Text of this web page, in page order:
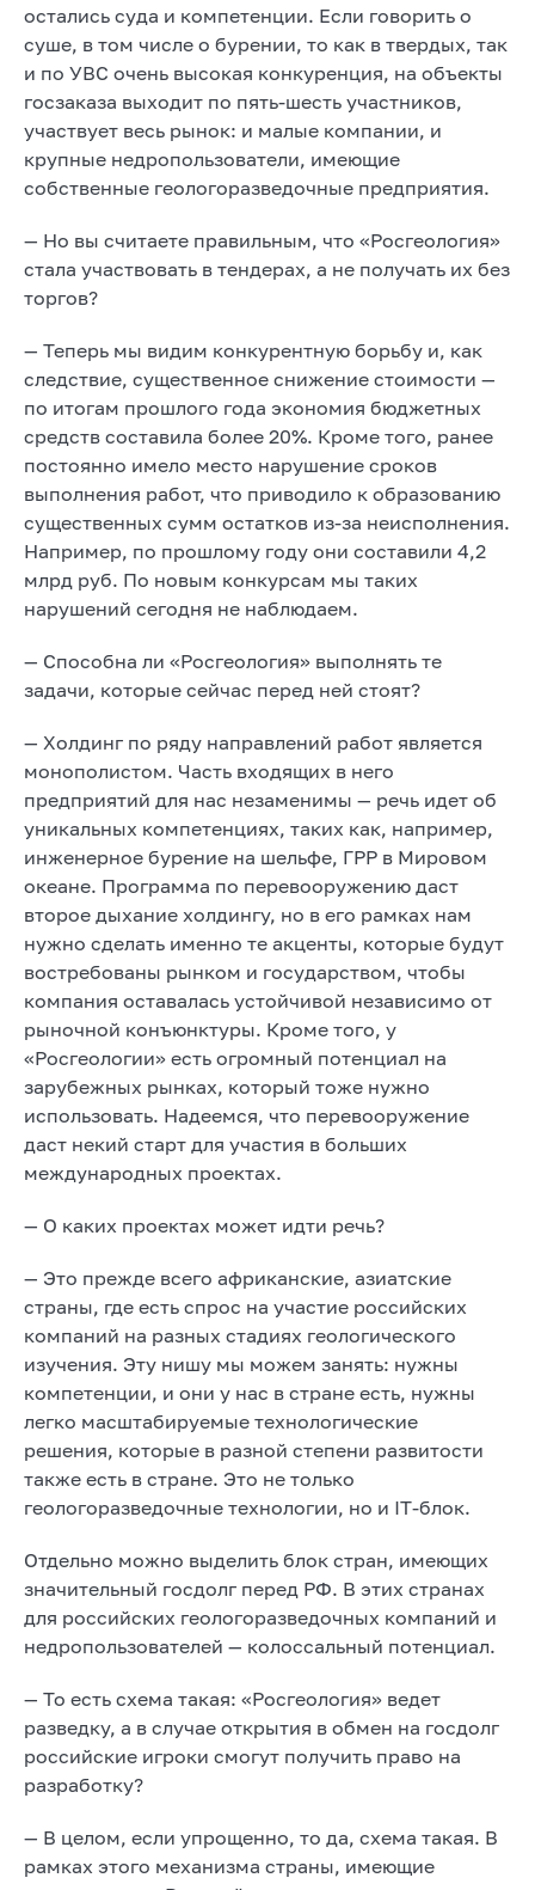
остались суда и компетенции. Если говорить о
суше, в том числе о бурении, то как в твердых, так
и по УВС очень высокая конкуренция, на объекты
госзаказа выходит по пять-шесть участников,
участвует весь рынок: и малые компании, и
крупные недропользователи, имеющие
собственные геологоразведочные предприятия.
— Но вы считаете правильным, что «Росгеология»
стала участвовать в тендерах, а не получать их без
торгов?
— Теперь мы видим конкурентную борьбу и, как
следствие, существенное снижение стоимости —
по итогам прошлого года экономия бюджетных
средств составила более 20%. Кроме того, ранее
постоянно имело место нарушение сроков
выполнения работ, что приводило к образованию
существенных сумм остатков из-за неисполнения.
Например, по прошлому году они составили 4,2
млрд руб. По новым конкурсам мы таких
нарушений сегодня не наблюдаем.
— Способна ли «Росгеология» выполнять те
задачи, которые сейчас перед ней стоят?
— Холдинг по ряду направлений работ является
монополистом. Часть входящих в него
предприятий для нас незаменимы — речь идет об
уникальных компетенциях, таких как, например,
инженерное бурение на шельфе, ГРР в Мировом
океане. Программа по перевооружению даст
второе дыхание холдингу, но в его рамках нам
нужно сделать именно те акценты, которые будут
востребованы рынком и государством, чтобы
компания оставалась устойчивой независимо от
рыночной конъюнктуры. Кроме того, у
«Росгеологии» есть огромный потенциал на
зарубежных рынках, который тоже нужно
использовать. Надеемся, что перевооружение
даст некий старт для участия в больших
международных проектах.
— О каких проектах может идти речь?
— Это прежде всего африканские, азиатские
страны, где есть спрос на участие российских
компаний на разных стадиях геологического
изучения. Эту нишу мы можем занять: нужны
компетенции, и они у нас в стране есть, нужны
легко масштабируемые технологические
решения, которые в разной степени развитости
также есть в стране. Это не только
геологоразведочные технологии, но и IT-блок.
Отдельно можно выделить блок стран, имеющих
значительный госдолг перед РФ. В этих странах
для российских геологоразведочных компаний и
недропользователей — колоссальный потенциал.
— То есть схема такая: «Росгеология» ведет
разведку, а в случае открытия в обмен на госдолг
российские игроки смогут получить право на
разработку?
— В целом, если упрощенно, то да, схема такая. В
рамках этого механизма страны, имеющие